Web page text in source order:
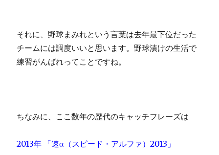
それに、野球まみれという言葉は去年最下位だった
チームには調度いいと思います。野球漬けの生活で
練習がんばれってことですね。
ちなみに、ここ数年の歴代のキャッチフレーズは
2013年 「速α（スピード・アルファ）2013」